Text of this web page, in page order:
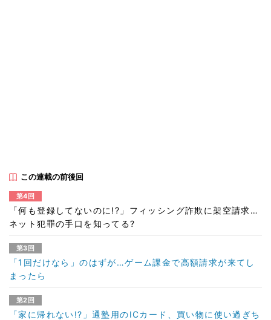
この連載の前後回
第4回
「何も登録してないのに!?」フィッシング詐欺に架空請求…
ネット犯罪の手口を知ってる?
第3回
「1回だけなら」のはずが…ゲーム課金で高額請求が来てし
まったら
第2回
「家に帰れない!?」通塾用のICカード、買い物に使い過ぎち